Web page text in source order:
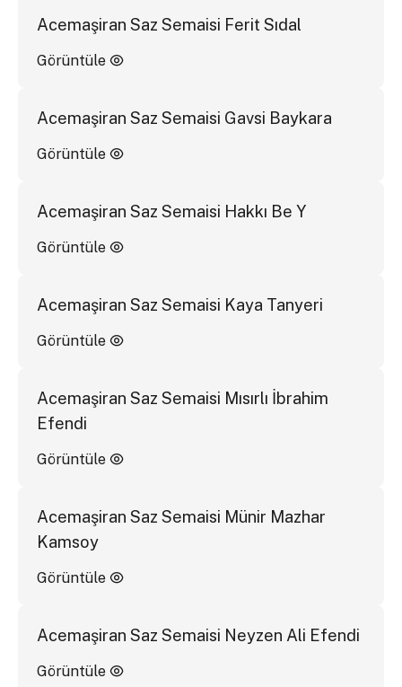
Acemaşiran Saz Semaisi Ferit Sıdal
Görüntüle
Acemaşiran Saz Semaisi Gavsi Baykara
Görüntüle
Acemaşiran Saz Semaisi Hakkı Be Y
Görüntüle
Acemaşiran Saz Semaisi Kaya Tanyeri
Görüntüle
Acemaşiran Saz Semaisi Mısırlı İbrahim
Efendi
Görüntüle
Acemaşiran Saz Semaisi Münir Mazhar
Kamsoy
Görüntüle
Acemaşiran Saz Semaisi Neyzen Ali Efendi
Görüntüle